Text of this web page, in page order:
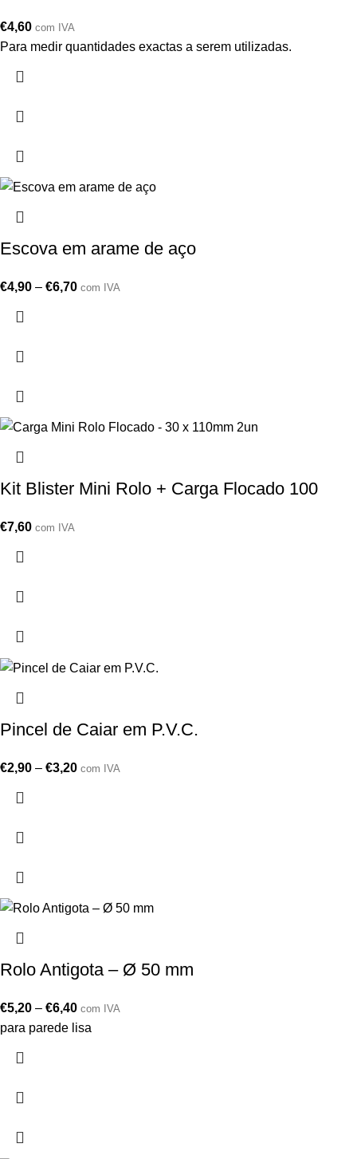
€4,60 com IVA
Para medir quantidades exactas a serem utilizadas.
Escova em arame de aço
€4,90 – €6,70 com IVA
Kit Blister Mini Rolo + Carga Flocado 100
€7,60 com IVA
Pincel de Caiar em P.V.C.
€2,90 – €3,20 com IVA
Rolo Antigota – Ø 50 mm
€5,20 – €6,40 com IVA
para parede lisa